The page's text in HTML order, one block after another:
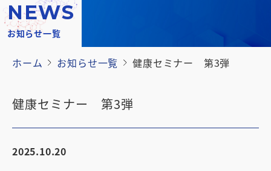
NEWS
お知らせ一覧
ホーム お知らせ一覧 健康セミナー 第3弾
健康セミナー 第3弾
2025.10.20